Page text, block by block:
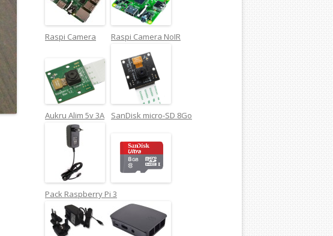
Raspi Camera Raspi Camera NoIR
Aukru Alim 5v 3A SanDisk micro-SD 8Go
Pack Raspberry Pi 3